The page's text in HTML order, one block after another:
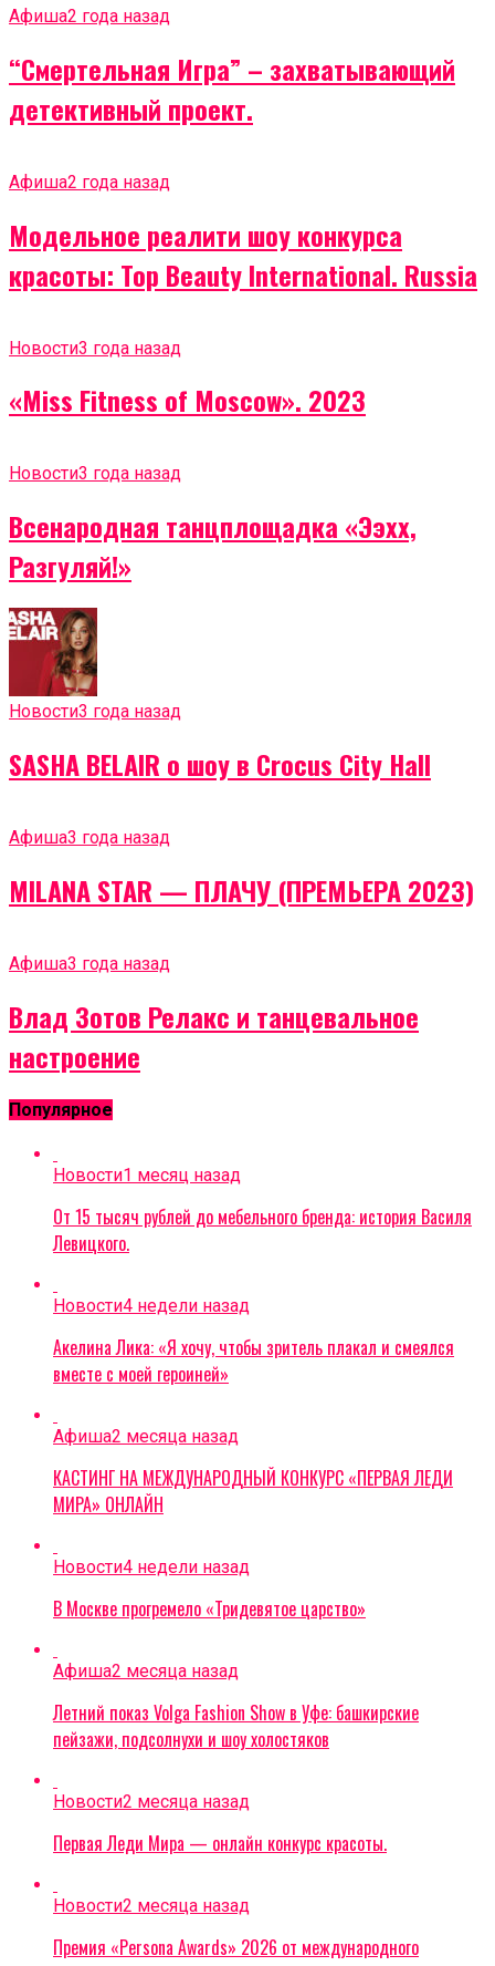
Афиша2 года назад
“Смертельная Игра” – захватывающий
детективный проект.
Афиша2 года назад
Модельное реалити шоу конкурса
красоты: Top Beauty International. Russia
Новости3 года назад
«Miss Fitness of Moscow». 2023
Новости3 года назад
Всенародная танцплощадка «Ээхх,
Разгуляй!»
Новости3 года назад
SASHA BELAIR о шоу в Crocus City Hall
Афиша3 года назад
MILANA STAR — ПЛАЧУ (ПРЕМЬЕРА 2023)
Афиша3 года назад
Влад Зотов Релакс и танцевальное
настроение
Популярное
Новости1 месяц назад
От 15 тысяч рублей до мебельного бренда: история Василя
Левицкого.
Новости4 недели назад
Акелина Лика: «Я хочу, чтобы зритель плакал и смеялся
вместе с моей героиней»
Афиша2 месяца назад
КАСТИНГ НА МЕЖДУНАРОДНЫЙ КОНКУРС «ПЕРВАЯ ЛЕДИ
МИРА» ОНЛАЙН
Новости4 недели назад
В Москве прогремело «Тридевятое царство»
Афиша2 месяца назад
Летний показ Volga Fashion Show в Уфе: башкирские
пейзажи, подсолнухи и шоу холостяков
Новости2 месяца назад
Первая Леди Мира — онлайн конкурс красоты.
Новости2 месяца назад
Премия «Persona Awards» 2026 от международного